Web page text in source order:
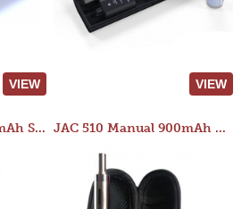
VIEW VIEW
JAC 510 Manual 650mAh Starter Kit JAC 510 Manual 900mAh Starter Kit